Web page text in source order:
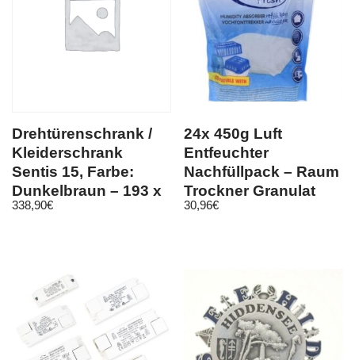
Drehtürenschrank /
Kleiderschrank
Sentis 15, Farbe:
Dunkelbraun – 193 x
88 x 49
338,90€
24x 450g Luft
Entfeuchter
Nachfüllpack – Raum
Trockner Granulat
Nachfüll Beutel
30,96€